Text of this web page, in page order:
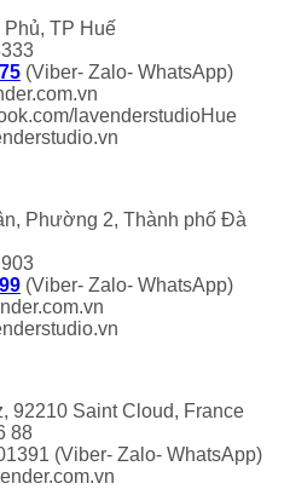
TP Huế
(Viber- Zalo- WhatsApp)
lavenderstudioHue
Phường 2, Thành phố Đà
(Viber- Zalo- WhatsApp)
92210 Saint Cloud, France
88
(Viber- Zalo- WhatsApp)